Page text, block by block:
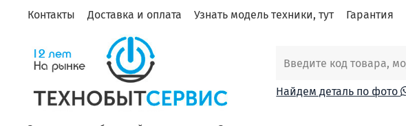
Контакты Доставка и оплата Узнать модель техники, тут Гарантия
Найдем деталь по фото